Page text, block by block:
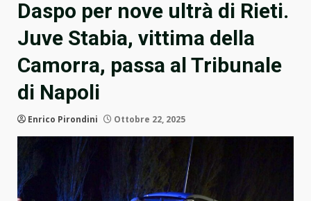
Daspo per nove ultrà di Rieti.
Juve Stabia, vittima della
Camorra, passa al Tribunale
di Napoli
Enrico Pirondini Ottobre 22, 2025